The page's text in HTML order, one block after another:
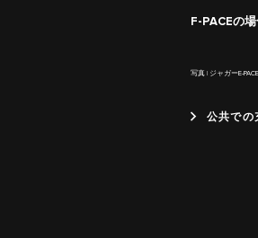
F-PACEの場
写真 | ジャガーE-
公共での